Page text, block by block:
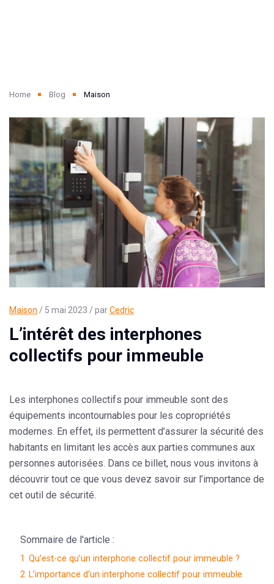
Home Blog Maison
Maison / 5 mai 2023 / parCedric
L’intérêt des interphones
collectifs pour immeuble
Les interphones collectifs pour immeuble sont des
équipements incontournables pour les copropriétés
modernes. En effet, ils permettent d’assurer la sécurité des
habitants en limitant les accès aux parties communes aux
personnes autorisées. Dans ce billet, nous vous invitons à
découvrir tout ce que vous devez savoir sur l’importance de
cet outil de sécurité.
Sommaire de l'article :
1 Qu’est-ce qu’un interphone collectif pour immeuble ?
2 L’importance d’un interphone collectif pour immeuble